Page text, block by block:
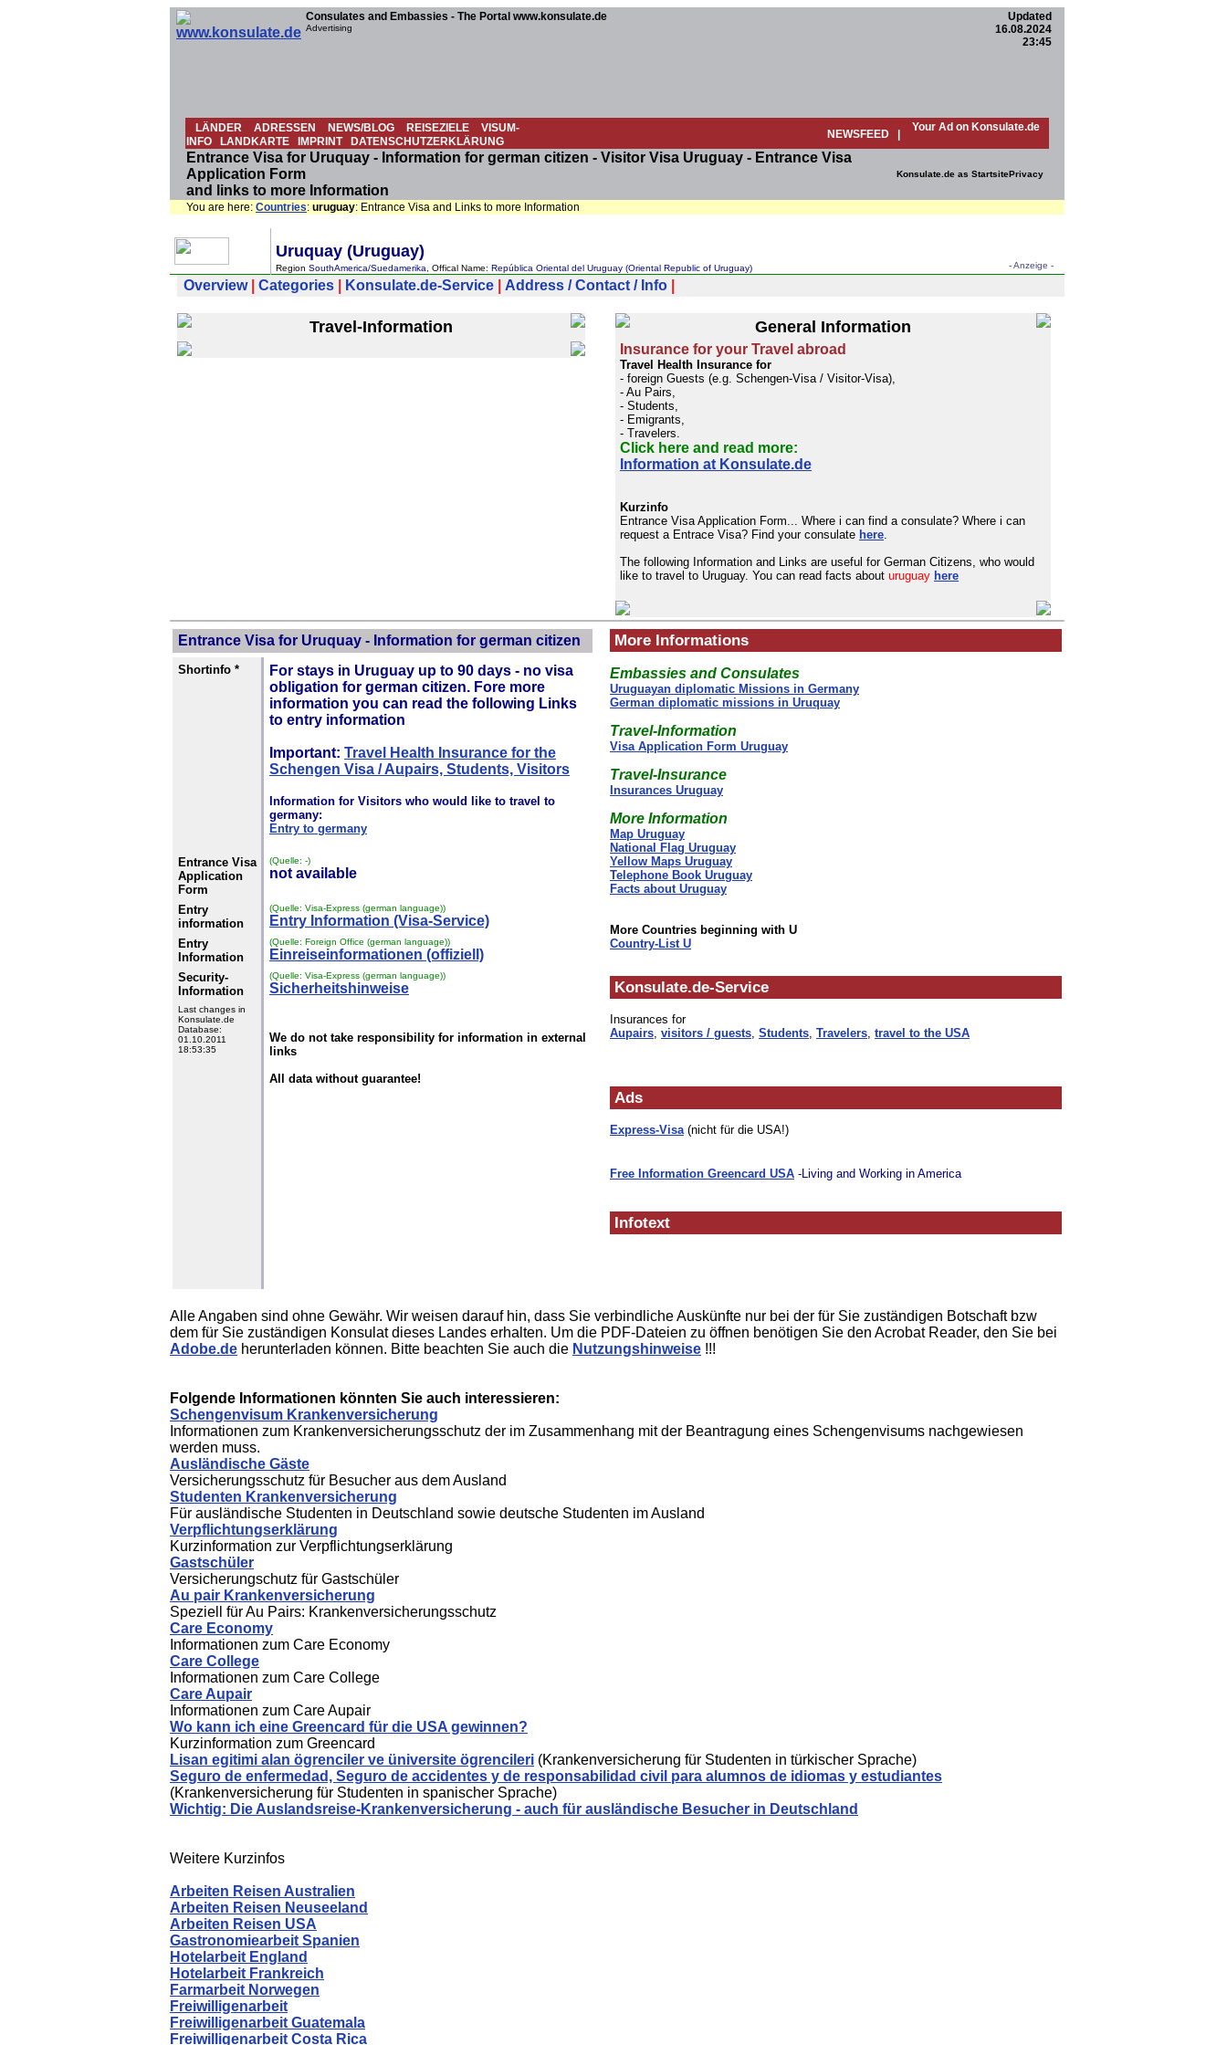
Consulates and Embassies - The Portal www.konsulate.de
Advertising
Updated
16.08.2024
23:45
LÄNDER ADRESSEN NEWS/BLOG REISEZIELE
VISUM-
INFO
LANDKARTE IMPRINT DATENSCHUTZERKLÄRUNG
NEWSFEED
Your Ad on Konsulate.de
Entrance Visa for Uruquay - Information for german citizen - Visitor Visa Uruguay - Entrance Visa
Application Form
and links to more Information
Konsulate.de as StartsitePrivacy
You are here: Countries: uruguay: Entrance Visa and Links to more Information
Uruquay (Uruguay)
Region SouthAmerica/Suedamerika , Offical Name: República Oriental del Uruguay (Oriental Republic of Uruguay) - Anzeige -
Overview| Categories Konsulate.de-Service Address / Contact / Info
Travel-Information General Information
Insurance for your Travel abroad
Travel Health Insurance for
- foreign Guests (e.g. Schengen-Visa / Visitor-Visa),
- Au Pairs,
- Students,
- Emigrants,
- Travelers.
Click here and read more:
Information at Konsulate.de
Kurzinfo
Entrance Visa Application Form... Where i can find a consulate? Where i can
request a Entrace Visa? Find your consulate here.
The following Information and Links are useful for German Citizens, who would
like to travel to Uruguay. You can read facts about uruguay here
Entrance Visa for Uruquay - Information for german citizen
Shortinfo *
For stays in Uruguay up to 90 days - no visa
obligation for german citizen. Fore more
information you can read the following Links
to entry information
Important: Travel Health Insurance for the
Schengen Visa / Aupairs, Students, Visitors
Information for Visitors who would like to travel to
germany:
Entry to germany
Entrance Visa
Application
Form
(Quelle: -)
not available
Entry
information
(Quelle: Visa-Express (german language))
Entry Information (Visa-Service)
Entry
Information
(Quelle: Foreign Office (german language))
Einreiseinformationen (offiziell)
Security-
Information
(Quelle: Visa-Express (german language))
Sicherheitshinweise
Last changes in
Konsulate.de
Database:
01.10.2011
18:53:35
We do not take responsibility for information in external
links
All data without guarantee!
More Informations
Embassies and Consulates
Uruguayan diplomatic Missions in Germany
German diplomatic missions in Uruquay
Travel-Information
Visa Application Form Uruguay
Travel-Insurance
Insurances Uruguay
More Information
Map Uruguay
National Flag Uruguay
Yellow Maps Uruguay
Telephone Book Uruguay
Facts about Uruguay
More Countries beginning with U
Country-List U
Konsulate.de-Service
Insurances for
Aupairs, visitors / guests, Students, Travelers, travel to the USA
Ads
Express-Visa(nicht für die USA!)
Free Information Greencard USA -Living and Working in America
Infotext
Alle Angaben sind ohne Gewähr. Wir weisen darauf hin, dass Sie verbindliche Auskünfte nur bei der für Sie zuständigen Botschaft bzw
dem für Sie zuständigen Konsulat dieses Landes erhalten. Um die PDF-Dateien zu öffnen benötigen Sie den Acrobat Reader, den Sie bei
Adobe.de herunterladen können. Bitte beachten Sie auch die Nutzungshinweise !!!
Folgende Informationen könnten Sie auch interessieren:
Schengenvisum Krankenversicherung
Informationen zum Krankenversicherungsschutz der im Zusammenhang mit der Beantragung eines Schengenvisums nachgewiesen
werden muss.
Ausländische Gäste
Versicherungsschutz für Besucher aus dem Ausland
Studenten Krankenversicherung
Für ausländische Studenten in Deutschland sowie deutsche Studenten im Ausland
Verpflichtungserklärung
Kurzinformation zur Verpflichtungserklärung
Gastschüler
Versicherungschutz für Gastschüler
Au pair Krankenversicherung
Speziell für Au Pairs: Krankenversicherungsschutz
Care Economy
Informationen zum Care Economy
Care College
Informationen zum Care College
Care Aupair
Informationen zum Care Aupair
Wo kann ich eine Greencard für die USA gewinnen?
Kurzinformation zum Greencard
Lisan egitimi alan ögrenciler ve üniversite ögrencileri (Krankenversicherung für Studenten in türkischer Sprache)
Seguro de enfermedad, Seguro de accidentes y de responsabilidad civil para alumnos de idiomas y estudiantes
(Krankenversicherung für Studenten in spanischer Sprache)
Wichtig: Die Auslandsreise-Krankenversicherung - auch für ausländische Besucher in Deutschland
Weitere Kurzinfos
Arbeiten Reisen Australien
Arbeiten Reisen Neuseeland
Arbeiten Reisen USA
Gastronomiearbeit Spanien
Hotelarbeit England
Hotelarbeit Frankreich
Farmarbeit Norwegen
Freiwilligenarbeit
Freiwilligenarbeit Guatemala
Freiwilligenarbeit Costa Rica